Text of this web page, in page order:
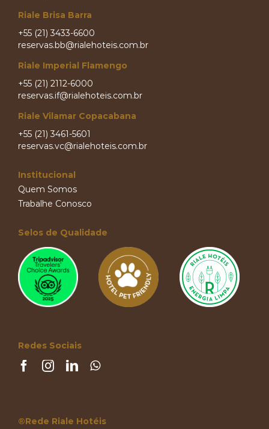
Riale Brisa Barra
+55 (21) 3433-6600
reservas.bb@rialehoteis.com.br
Riale Imperial Flamengo
+55 (21) 2112-6000
reservas.if@rialehoteis.com.br
Riale Vilamar Copacabana
+55 (21) 3461-5601
reservas.vc@rialehoteis.com.br
Institucional
Quem Somos
Trabalhe Conosco
Selos de Qualidade
Redes Sociais
®Rede Riale Hotéis